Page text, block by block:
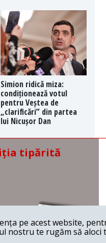
Simion ridică miza:
condiționează votul
pentru Veștea de
„clarificări” din partea
lui Nicușor Dan
tipărită
pe acest website,
te rugăm să